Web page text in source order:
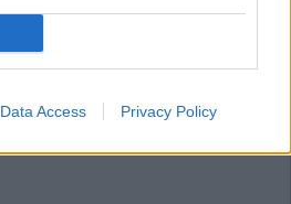
Data Access Privacy Policy